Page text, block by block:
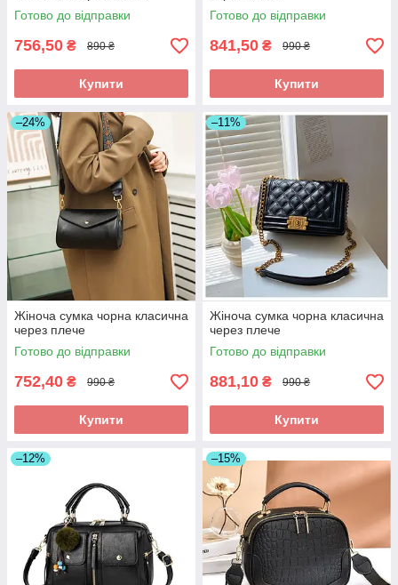
Готово до відправки
756,50 ₴ 890 ₴
Купити
Готово до відправки
841,50 ₴ 990 ₴
Купити
–24%
Жіноча сумка чорна класична
через плече
Готово до відправки
752,40 ₴ 990 ₴
Купити
–11%
Жіноча сумка чорна класична
через плече
Готово до відправки
881,10 ₴ 990 ₴
Купити
–12% –15%